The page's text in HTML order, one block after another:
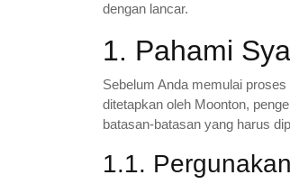
dengan lancar.
1. Pahami
Sebelum Anda memulai
ditetapkan oleh Moonton,
batasan-batasan yang harus
1.1.